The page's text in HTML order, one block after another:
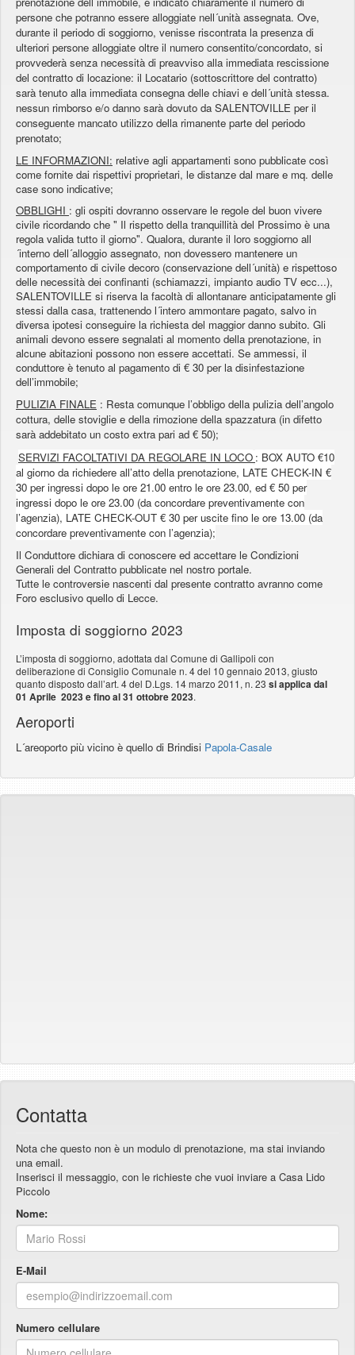
persone che potranno essere alloggiate nell´unità assegnata. Ove,
durante il periodo di soggiorno, venisse riscontrata la presenza di
ulteriori persone alloggiate oltre il numero consentito/concordato, si
provvederà senza necessità di preavviso alla immediata rescissione
del contratto di locazione: il Locatario (sottoscrittore del contratto)
sarà tenuto alla immediata consegna delle chiavi e dell´unità stessa.
nessun rimborso e/o danno sarà dovuto da SALENTOVILLE per il
conseguente mancato utilizzo della rimanente parte del periodo
prenotato;
LE INFORMAZIONI: relative agli appartamenti sono pubblicate così
come fornite dai rispettivi proprietari, le distanze dal mare e mq. delle
case sono indicative;
OBBLIGHI : gli ospiti dovranno osservare le regole del buon vivere
civile ricordando che " Il rispetto della tranquillità del Prossimo è una
regola valida tutto il giorno". Qualora, durante il loro soggiorno all
´interno dell´alloggio assegnato, non dovessero mantenere un
comportamento di civile decoro (conservazione dell´unità) e rispettoso
delle necessità dei confinanti (schiamazzi, impianto audio TV ecc...),
SALENTOVILLE si riserva la facoltà di allontanare anticipatamente gli
stessi dalla casa, trattenendo l´intero ammontare pagato, salvo in
diversa ipotesi conseguire la richiesta del maggior danno subito. Gli
animali devono essere segnalati al momento della prenotazione, in
alcune abitazioni possono non essere accettati. Se ammessi, il
conduttore è tenuto al pagamento di € 30 per la disinfestazione
dell’immobile;
PULIZIA FINALE : Resta comunque l’obbligo della pulizia dell’angolo
cottura, delle stoviglie e della rimozione della spazzatura (in difetto
sarà addebitato un costo extra pari ad € 50);
SERVIZI FACOLTATIVI DA REGOLARE IN LOCO : BOX AUTO €10
al giorno da richiedere all’atto della prenotazione, LATE CHECK-IN €
30 per ingressi dopo le ore 21.00 entro le ore 23.00, ed € 50 per
ingressi dopo le ore 23.00 (da concordare preventivamente con
l’agenzia), LATE CHECK-OUT € 30 per uscite fino le ore 13.00 (da
concordare preventivamente con l’agenzia);
Il Conduttore dichiara di conoscere ed accettare le Condizioni
Generali del Contratto pubblicate nel nostro portale.
Tutte le controversie nascenti dal presente contratto avranno come
Foro esclusivo quello di Lecce.
Imposta di soggiorno 2023
L’imposta di soggiorno, adottata dal Comune di Gallipoli con
deliberazione di Consiglio Comunale n. 4 del 10 gennaio 2013, giusto
quanto disposto dall’art. 4 del D.Lgs. 14 marzo 2011, n. 23 si applica dal
01 Aprile 2023 e fino al 31 ottobre 2023.
Aeroporti
L´areoporto più vicino è quello di Brindisi Papola-Casale
Contatta
Nota che questo non è un modulo di prenotazione, ma stai inviando
una email.
Inserisci il messaggio, con le richieste che vuoi inviare a Casa Lido
Piccolo
Nome:
E-Mail
Numero cellulare